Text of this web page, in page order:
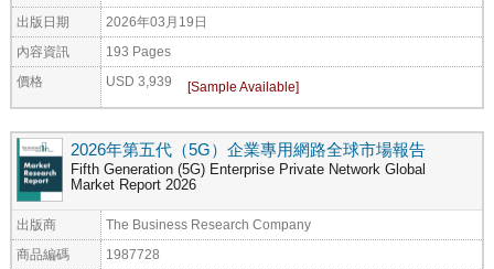
出版日期 2026年03月19日
內容資訊 193 Pages
價格 USD 3,939
2026年第五代（5G）企業專用網路全球市場報告
Fifth Generation (5G) Enterprise Private Network Global
Market Report 2026
出版商 The Business Research Company
商品編碼 1987728